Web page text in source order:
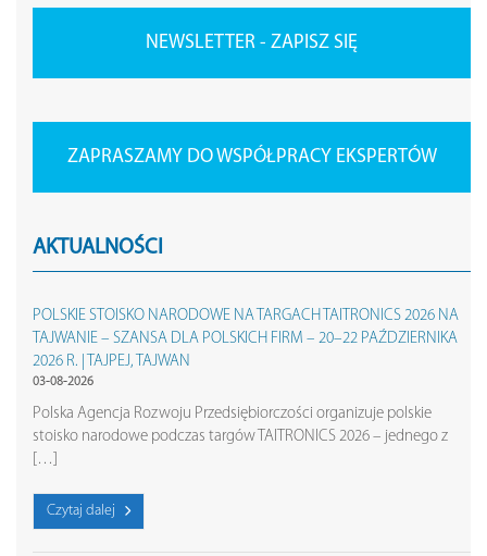
NEWSLETTER - ZAPISZ SIĘ
ZAPRASZAMY DO WSPÓŁPRACY EKSPERTÓW
AKTUALNOŚCI
POLSKIE STOISKO NARODOWE NA TARGACH TAITRONICS 2026 NA
TAJWANIE – SZANSA DLA POLSKICH FIRM – 20–22 PAŹDZIERNIKA
2026 R. | TAJPEJ, TAJWAN
03-08-2026
Polska Agencja Rozwoju Przedsiębiorczości organizuje polskie
stoisko narodowe podczas targów TAITRONICS 2026 – jednego z
[…]
Czytaj dalej